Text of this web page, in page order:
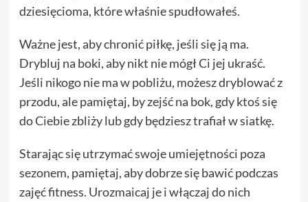
dziesięcioma, które właśnie spudłowałeś.
Ważne jest, aby chronić piłkę, jeśli się ją ma.
Drybluj na boki, aby nikt nie mógł Ci jej ukraść.
Jeśli nikogo nie ma w pobliżu, możesz dryblować z
przodu, ale pamiętaj, by zejść na bok, gdy ktoś się
do Ciebie zbliży lub gdy będziesz trafiał w siatkę.
Starając się utrzymać swoje umiejętności poza
sezonem, pamiętaj, aby dobrze się bawić podczas
zajęć fitness. Urozmaicaj je i włączaj do nich